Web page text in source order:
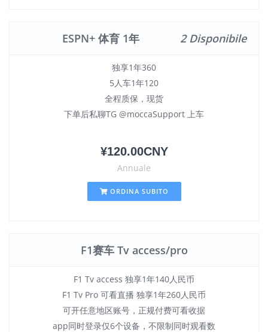
ESPN+ 体育 1年 2 Disponibile
独享1年360
5人车1年120
全程质保，现货
下单后私聊TG @moccaSupport 上车
¥120.00CNY
Annuale
ORDINA SUBITO
F1赛车 Tv access/pro
F1 Tv access 独享1年140人民币
F1 Tv Pro 可看直播 独享1年260人民币
可开任意地区账号，正规付费可看收据
app同时登录仅6个设备，不限制同时观看数